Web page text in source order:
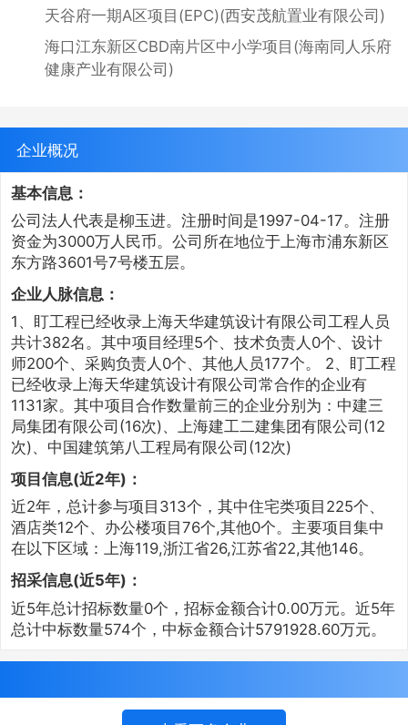
天谷府一期A区项目(EPC)(西安茂航置业有限公司)
海口江东新区CBD南片区中小学项目(海南同人乐府
健康产业有限公司)
企业概况
基本信息：
公司法人代表是柳玉进。注册时间是1997-04-17。注册
资金为3000万人民币。公司所在地位于上海市浦东新区
东方路3601号7号楼五层。
企业人脉信息：
1、盯工程已经收录上海天华建筑设计有限公司工程人员
共计382名。其中项目经理5个、技术负责人0个、设计
师200个、采购负责人0个、其他人员177个。 2、盯工程
已经收录上海天华建筑设计有限公司常合作的企业有
1131家。其中项目合作数量前三的企业分别为：中建三
局集团有限公司(16次)、上海建工二建集团有限公司(12
次)、中国建筑第八工程局有限公司(12次)
项目信息(近2年)：
近2年，总计参与项目313个，其中住宅类项目225个、
酒店类12个、办公楼项目76个,其他0个。主要项目集中
在以下区域：上海119,浙江省26,江苏省22,其他146。
招采信息(近5年)：
近5年总计招标数量0个，招标金额合计0.00万元。近5年
总计中标数量574个，中标金额合计5791928.60万元。